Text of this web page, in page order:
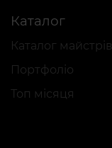
Каталог
Каталог майстрів
Портфоліо
Топ місяця